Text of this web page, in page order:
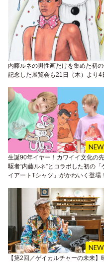
内藤ルネの男性画だけを集めた初
記念した展覧会も21日（木）より4
生誕90年イヤー！カワイイ文化の先
駆者“内藤ルネ”とコラボした初の「
イアートTシャツ」がかわいく登場！
【第2回／ゲイカルチャーの未来】